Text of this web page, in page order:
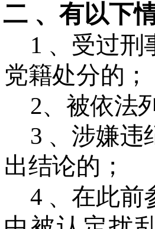
二 、有以下
1 、受过
党籍处分的；
2、被依法
3 、涉嫌违
出结论的；
4 、在此前